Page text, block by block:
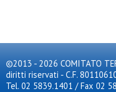
©2013 - 2026 COMITATO
diritti riservati - C.F.
Tel. 02 5839.1401 / Fax 02